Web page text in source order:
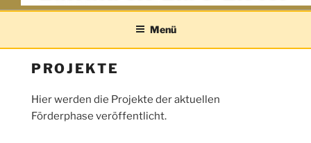
VIELFALT IN ELBE-ELSTER –
Menü
PROJEKTE
Hier werden die Projekte der aktuellen
Förderphase veröffentlicht.